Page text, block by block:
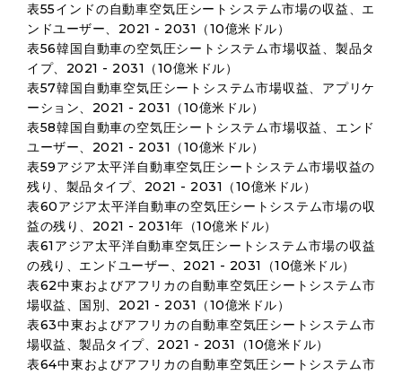
表55インドの自動車空気圧シートシステム市場の収益、エ
ンドユーザー、2021 - 2031（10億米ドル）
表56韓国自動車の空気圧シートシステム市場収益、製品タ
イプ、2021 - 2031（10億米ドル）
表57韓国自動車空気圧シートシステム市場収益、アプリケ
ーション、2021 - 2031（10億米ドル）
表58韓国自動車の空気圧シートシステム市場収益、エンド
ユーザー、2021 - 2031（10億米ドル）
表59アジア太平洋自動車空気圧シートシステム市場収益の
残り、製品タイプ、2021 - 2031（10億米ドル）
表60アジア太平洋自動車の空気圧シートシステム市場の収
益の残り、2021 - 2031年（10億米ドル）
表61アジア太平洋自動車空気圧シートシステム市場の収益
の残り、エンドユーザー、2021 - 2031（10億米ドル）
表62中東およびアフリカの自動車空気圧シートシステム市
場収益、国別、2021 - 2031（10億米ドル）
表63中東およびアフリカの自動車空気圧シートシステム市
場収益、製品タイプ、2021 - 2031（10億米ドル）
表64中東およびアフリカの自動車空気圧シートシステム市